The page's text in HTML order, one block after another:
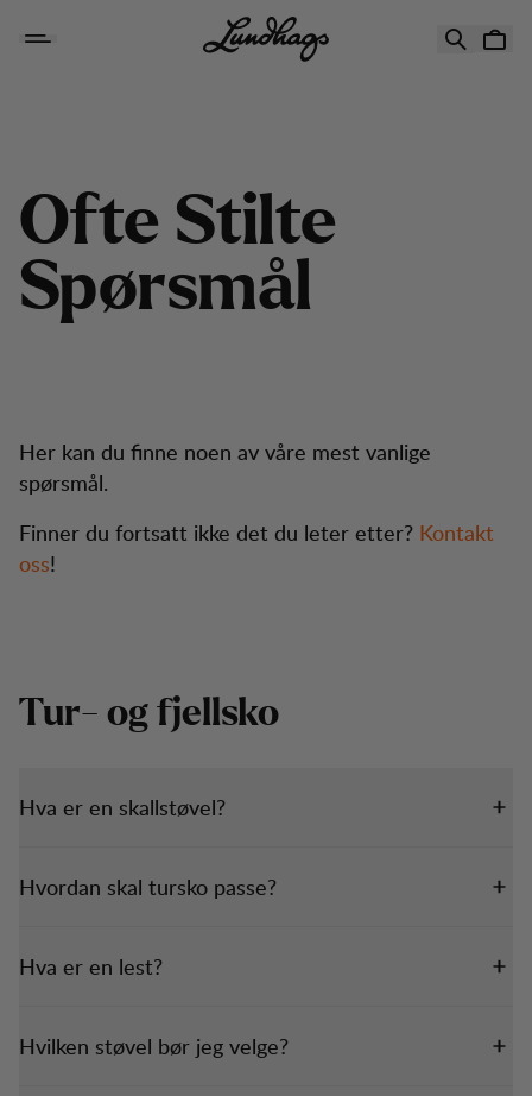
Ofte Stilte
Spørsmål
Her kan du finne noen av våre mest vanlige
spørsmål.
Finner du fortsatt ikke det du leter etter? Kontakt
oss!
Tur- og fjellsko
Hva er en skallstøvel?
Hvordan skal tursko passe?
Hva er en lest?
Hvilken støvel bør jeg velge?